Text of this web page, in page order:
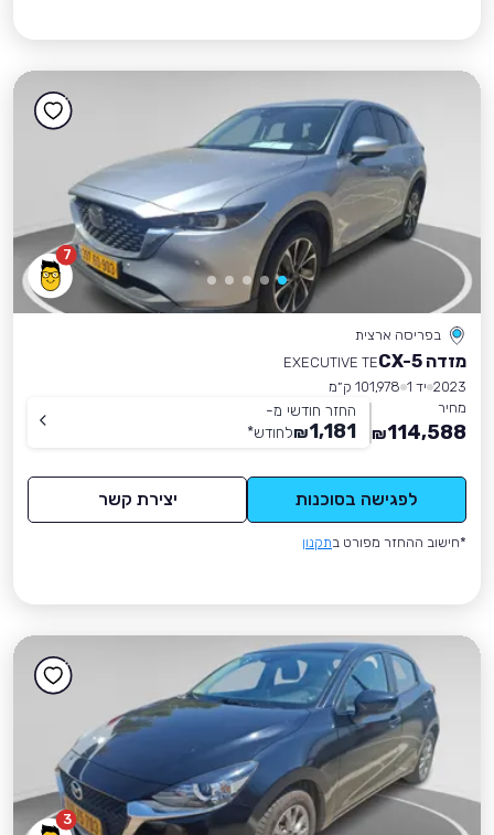
7
בפריסה ארצית
מזדה CX-5
EXECUTIVE TE
2023 יד 1
101,978 ק״מ
מחיר
114,588
₪
החזר חודשי מ-
1,181
₪לחודש*
לפגישה בסוכנות יצירת קשר
*חישוב ההחזר מפורט בתקנון
3